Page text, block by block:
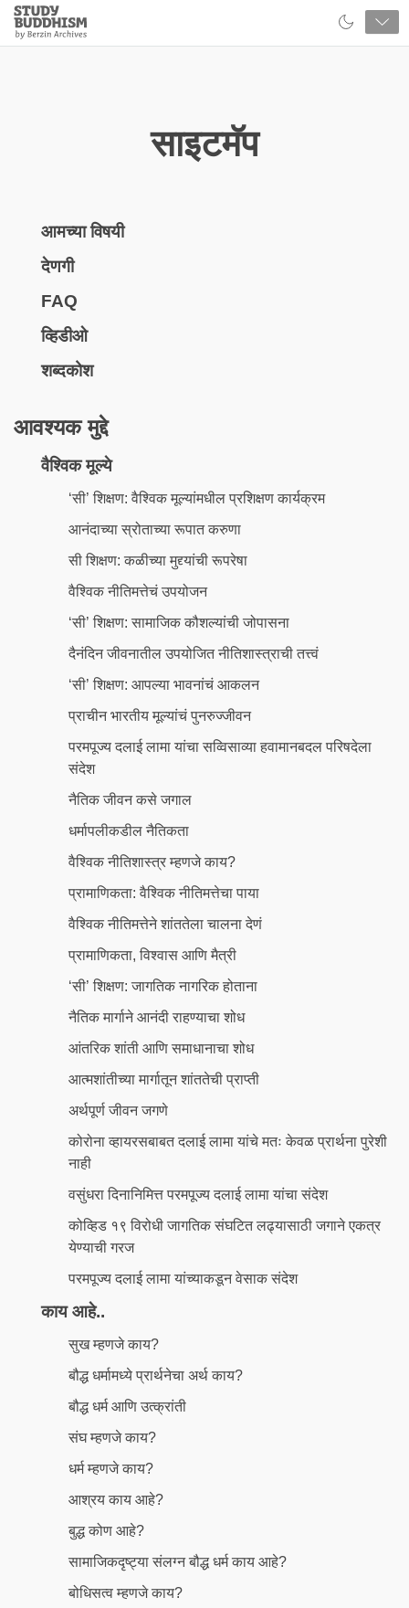
Close
Study
Buddhism
साइटमॅप
आमच्या विषयी
देणगी
FAQ
व्हिडीओ
शब्दकोश
आवश्यक मुद्दे
वैश्विक मूल्ये
‘सी’ शिक्षण: वैश्विक मूल्यांमधील प्रशिक्षण कार्यक्रम
आनंदाच्या स्रोताच्या रूपात करुणा
सी शिक्षण: कळीच्या मुद्द्यांची रूपरेषा
वैश्विक नीतिमत्तेचं उपयोजन
‘सी’ शिक्षण: सामाजिक कौशल्यांची जोपासना
दैनंदिन जीवनातील उपयोजित नीतिशास्त्राची तत्त्वं
‘सी’ शिक्षण: आपल्या भावनांचं आकलन
प्राचीन भारतीय मूल्यांचं पुनरुज्जीवन
परमपूज्य दलाई लामा यांचा सव्विसाव्या हवामानबदल परिषदेला
संदेश
नैतिक जीवन कसे जगाल
धर्मापलीकडील नैतिकता
वैश्विक नीतिशास्त्र म्हणजे काय?
प्रामाणिकता: वैश्विक नीतिमत्तेचा पाया
वैश्विक नीतिमत्तेने शांततेला चालना देणं
प्रामाणिकता, विश्वास आणि मैत्री
‘सी’ शिक्षण: जागतिक नागरिक होताना
नैतिक मार्गाने आनंदी राहण्याचा शोध
आंतरिक शांती आणि समाधानाचा शोध
आत्मशांतीच्या मार्गातून शांततेची प्राप्ती
अर्थपूर्ण जीवन जगणे
कोरोना व्हायरसबाबत दलाई लामा यांचे मतः केवळ प्रार्थना पुरेशी
नाही
वसुंधरा दिनानिमित्त परमपूज्य दलाई लामा यांचा संदेश
कोव्हिड १९ विरोधी जागतिक संघटित लढ्यासाठी जगाने एकत्र
येण्याची गरज
परमपूज्य दलाई लामा यांच्याकडून वेसाक संदेश
काय आहे..
सुख म्हणजे काय?
बौद्ध धर्मामध्ये प्रार्थनेचा अर्थ काय?
बौद्ध धर्म आणि उत्क्रांती
संघ म्हणजे काय?
धर्म म्हणजे काय?
आश्रय काय आहे?
बुद्ध कोण आहे?
सामाजिकदृष्ट्या संलग्न बौद्ध धर्म काय आहे?
बोधिसत्व म्हणजे काय?